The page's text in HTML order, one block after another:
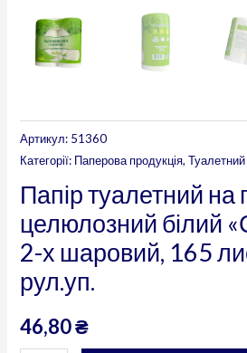
Артикул: 51360
Категорії: Паперова продукція,Туалетний
Папір туалетний на
целюлозний білий
2-х шаровий, 165
рул.уп.
46,80₴